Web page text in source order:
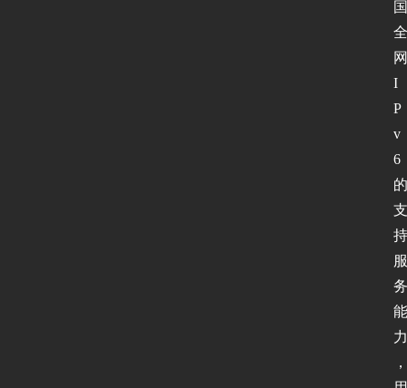
国
全
网
I
P
v
6
的
支
持
服
务
能
力
，